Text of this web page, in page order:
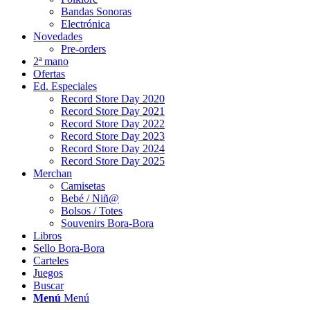
Bandas Sonoras
Electrónica
Novedades
Pre-orders
2ª mano
Ofertas
Ed. Especiales
Record Store Day 2020
Record Store Day 2021
Record Store Day 2022
Record Store Day 2023
Record Store Day 2024
Record Store Day 2025
Merchan
Camisetas
Bebé / Niñ@
Bolsos / Totes
Souvenirs Bora-Bora
Libros
Sello Bora-Bora
Carteles
Juegos
Buscar
Menú Menú